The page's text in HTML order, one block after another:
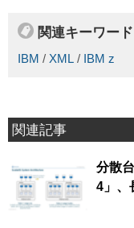
関連キーワード
IBM / XML / IBM z
関連記事
分散
4」、